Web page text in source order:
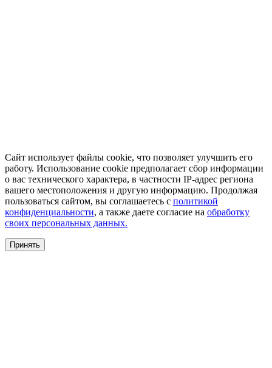
Сайт использует файлы cookie, что позволяет улучшить его
работу. Использование cookie предполагает сбор информации
о вас технического характера, в частности IP-адрес региона
вашего местоположения и другую информацию. Продолжая
пользоваться сайтом, вы соглашаетесь с политикой
конфиденциальности, а также даете согласие на обработку
своих персональных данных.
Принять